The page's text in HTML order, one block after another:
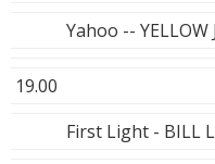
Yahoo -- YELLOW
19.00
First Light - BILL